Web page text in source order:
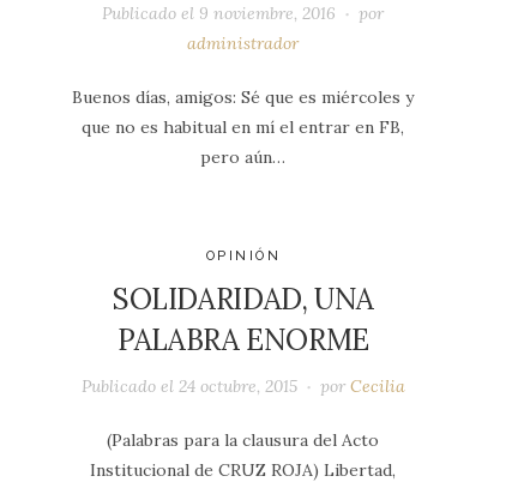
Publicado el 9 noviembre, 2016
por
administrador
Buenos días, amigos: Sé que es miércoles y
que no es habitual en mí el entrar en FB,
pero aún…
OPINIÓN
SOLIDARIDAD, UNA
PALABRA ENORME
Publicado el 24 octubre, 2015 por Cecilia
(Palabras para la clausura del Acto
Institucional de CRUZ ROJA) Libertad,